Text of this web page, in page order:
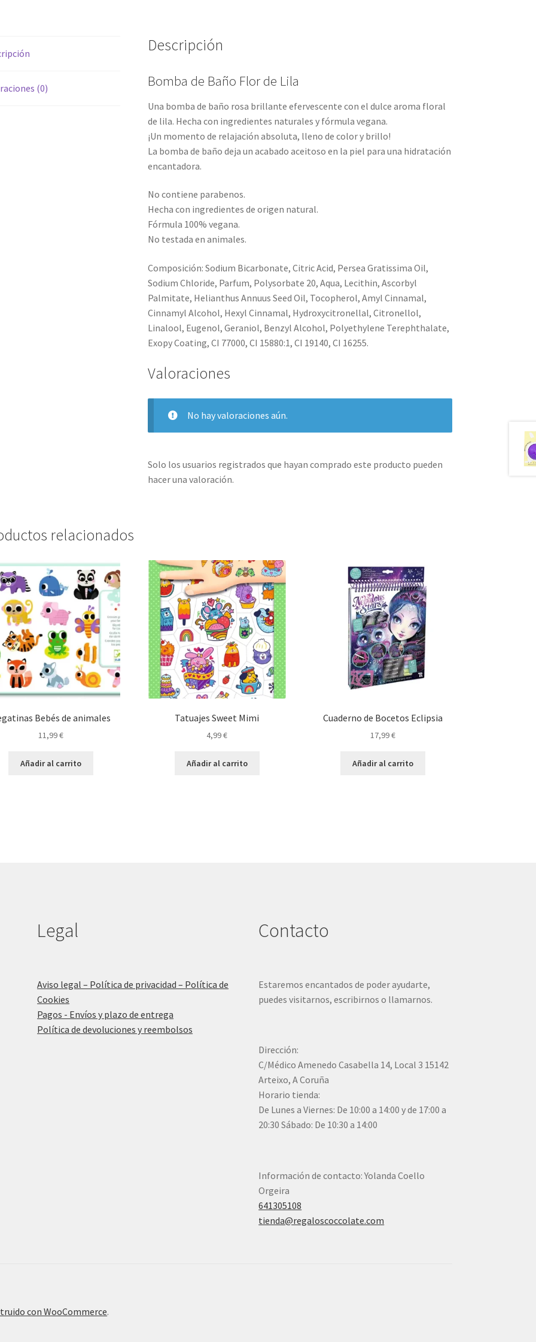
(0)
Descripción
Bomba de Baño Flor de Lila
Una bomba de baño rosa brillante efervescente con el dulce aroma floral
de lila. Hecha con ingredientes naturales y fórmula vegana.
¡Un momento de relajación absoluta, lleno de color y brillo!
La bomba de baño deja un acabado aceitoso en la piel para una hidratación
encantadora.
No contiene parabenos.
Hecha con ingredientes de origen natural.
Fórmula 100% vegana.
No testada en animales.
Composición: Sodium Bicarbonate, Citric Acid, Persea Gratissima Oil,
Sodium Chloride, Parfum, Polysorbate 20, Aqua, Lecithin, Ascorbyl
Palmitate, Helianthus Annuus Seed Oil, Tocopherol, Amyl Cinnamal,
Cinnamyl Alcohol, Hexyl Cinnamal, Hydroxycitronellal, Citronellol,
Linalool, Eugenol, Geraniol, Benzyl Alcohol, Polyethylene Terephthalate,
Exopy Coating, CI 77000, CI 15880:1, CI 19140, CI 16255.
Valoraciones
No hay valoraciones aún.
Solo los usuarios registrados que hayan comprado este producto pueden
hacer una valoración.
relacionados
Bebés de animales
11,99€
Añadir al carrito
Tatuajes Sweet Mimi
4,99€
Añadir al carrito
Cuaderno de Bocetos Eclipsia
17,99€
Añadir al carrito
Legal
Aviso legal – Política de privacidad – Política de
Cookies
Pagos - Envíos y plazo de entrega
Política de devoluciones y reembolsos
Contacto
Estaremos encantados de poder ayudarte,
puedes visitarnos, escribirnos o llamarnos.
Dirección:
C/Médico Amenedo Casabella 14, Local 3 15142
Arteixo, A Coruña
Horario tienda:
De Lunes a Viernes: De 10:00 a 14:00 y de 17:00 a
20:30 Sábado: De 10:30 a 14:00
Información de contacto: Yolanda Coello
Orgeira
641305108
tienda@regaloscoccolate.com
con WooCommerce.